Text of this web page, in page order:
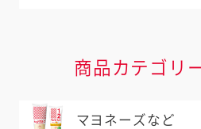
商品カテゴリ
マヨネーズなど